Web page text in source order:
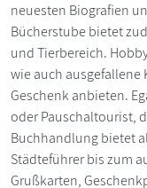
neuesten Biografien
Bücherstube bietet
und Tierbereich.
wie auch ausgefallene
Geschenk anbieten.
oder Pauschaltourist,
Buchhandlung bietet
Städteführer bis zum
Grußkarten,